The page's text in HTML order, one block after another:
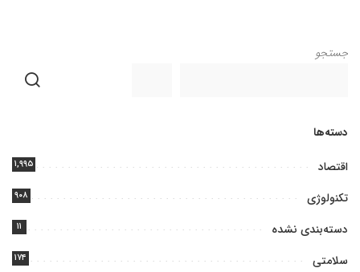
جستجو
دسته‌ها
اقتصاد ۱,۹۹۵
تکنولوژی ۹۰۸
دسته‌بندی نشده ۱۱
سلامتی ۱۷۴